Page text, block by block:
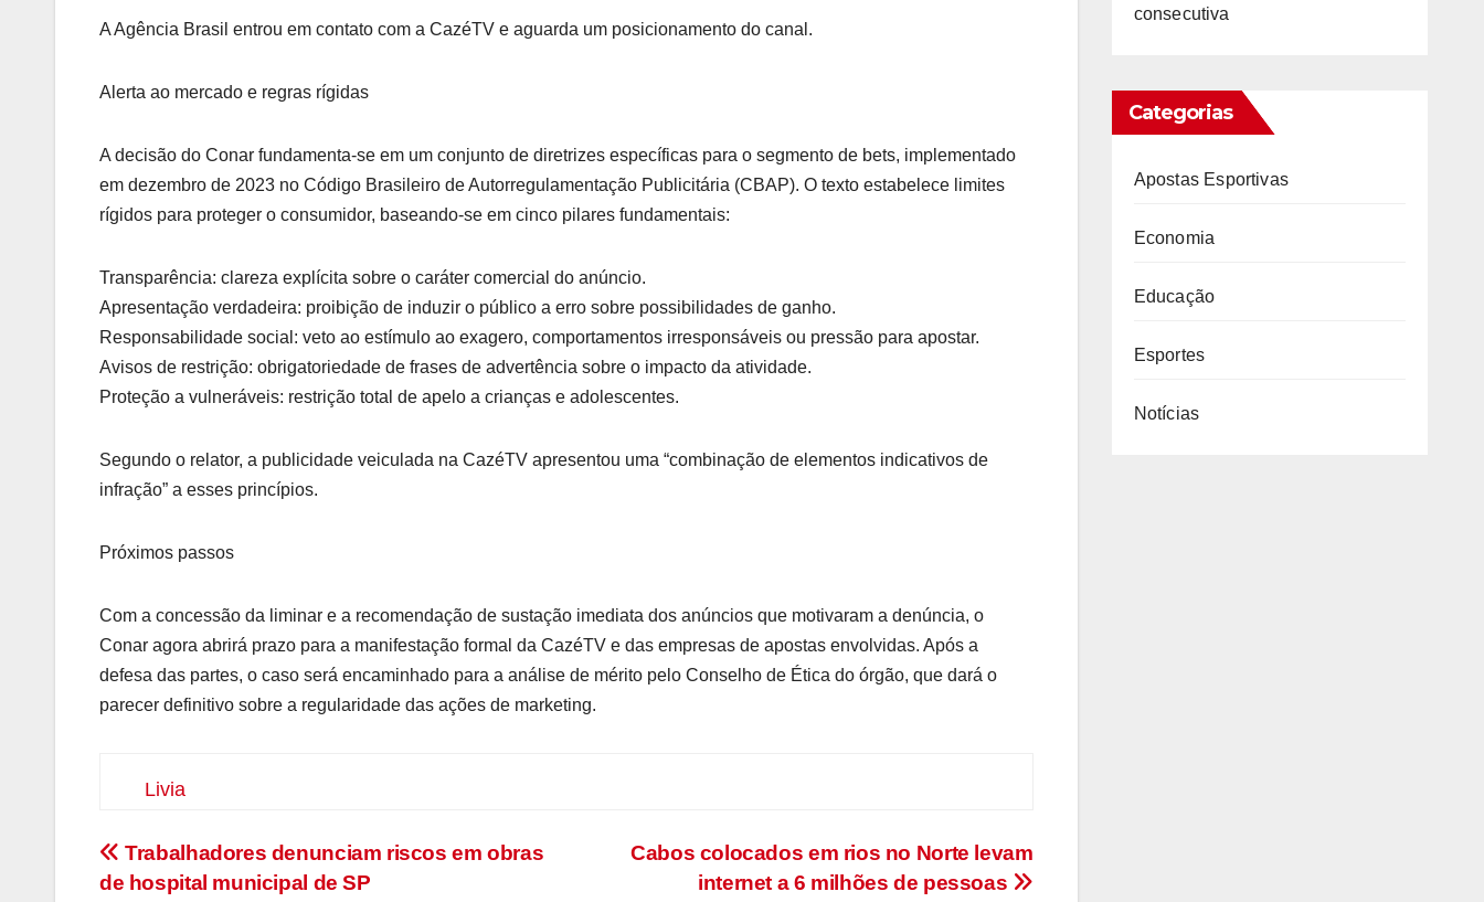
A Agência Brasil entrou em contato com a CazéTV e aguarda um posicionamento do canal.
Alerta ao mercado e regras rígidas
A decisão do Conar fundamenta-se em um conjunto de diretrizes específicas para o segmento de bets, implementado
em dezembro de 2023 no Código Brasileiro de Autorregulamentação Publicitária (CBAP). O texto estabelece limites
rígidos para proteger o consumidor, baseando-se em cinco pilares fundamentais:
Transparência: clareza explícita sobre o caráter comercial do anúncio.
Apresentação verdadeira: proibição de induzir o público a erro sobre possibilidades de ganho.
Responsabilidade social: veto ao estímulo ao exagero, comportamentos irresponsáveis ou pressão para apostar.
Avisos de restrição: obrigatoriedade de frases de advertência sobre o impacto da atividade.
Proteção a vulneráveis: restrição total de apelo a crianças e adolescentes.
Segundo o relator, a publicidade veiculada na CazéTV apresentou uma “combinação de elementos indicativos de
infração” a esses princípios.
Próximos passos
Com a concessão da liminar e a recomendação de sustação imediata dos anúncios que motivaram a denúncia, o
Conar agora abrirá prazo para a manifestação formal da CazéTV e das empresas de apostas envolvidas. Após a
defesa das partes, o caso será encaminhado para a análise de mérito pelo Conselho de Ética do órgão, que dará o
parecer definitivo sobre a regularidade das ações de marketing.
Livia
Navegação
Cabos colocados em rios no Norte levam
internet a 6 milhões de pessoas
Trabalhadores denunciam riscos em obras
de hospital municipal de SP
consecutiva
Categorias
Apostas Esportivas
Economia
Educação
Esportes
Notícias